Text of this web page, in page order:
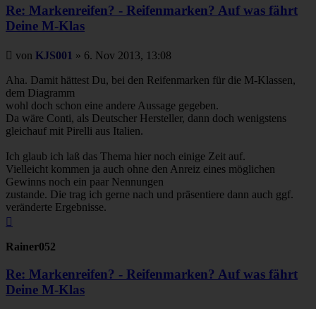
Re: Markenreifen? - Reifenmarken? Auf was fährt
Deine M-Klas
Beitrag
von KJS001 » 6. Nov 2013, 13:08
Aha. Damit hättest Du, bei den Reifenmarken für die M-Klassen,
dem Diagramm
wohl doch schon eine andere Aussage gegeben.
Da wäre Conti, als Deutscher Hersteller, dann doch wenigstens
gleichauf mit Pirelli aus Italien.
Ich glaub ich laß das Thema hier noch einige Zeit auf.
Vielleicht kommen ja auch ohne den Anreiz eines möglichen
Gewinns noch ein paar Nennungen
zustande. Die trag ich gerne nach und präsentiere dann auch ggf.
veränderte Ergebnisse.
Rainer052
Re: Markenreifen? - Reifenmarken? Auf was fährt
Deine M-Klas